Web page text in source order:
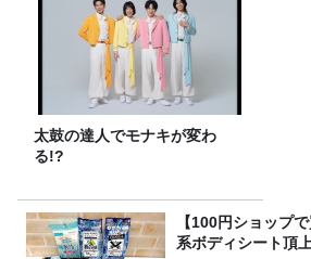
太鼓の達人でモナキが変わ
る!?
【100円ショップ
系ボディシート頂